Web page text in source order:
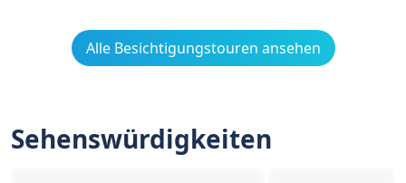
Alle Besichtigungstouren ansehen
Sehenswürdigkeiten